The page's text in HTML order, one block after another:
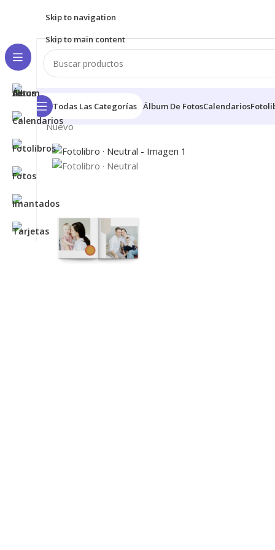
Skip to navigation
Skip to main content
Todas Las Categorías Álbum De FotosCalendarios
Inicio
Nuevo